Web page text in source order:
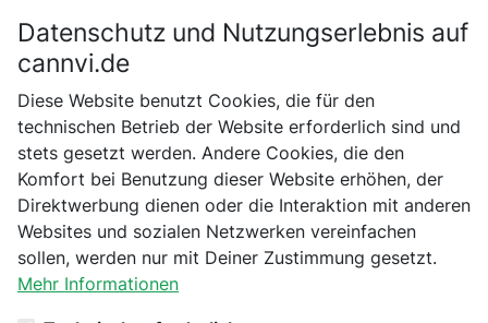
6 Produkte aus Kategorie
Autoflowering von Humboldt Seed
Organization
Autoflowering x Humboldt Seed Organization
Bitte bestätige dein Alter
Bist du schon 18 Jahre alt?
Nein Ja
Datenschutz und Nutzungserlebnis auf
cannvi.de
Diese Website benutzt Cookies, die für den
technischen Betrieb der Website erforderlich sind und
stets gesetzt werden. Andere Cookies, die den
Komfort bei Benutzung dieser Website erhöhen, der
Direktwerbung dienen oder die Interaktion mit anderen
Websites und sozialen Netzwerken vereinfachen
sollen, werden nur mit Deiner Zustimmung gesetzt.
Mehr Informationen